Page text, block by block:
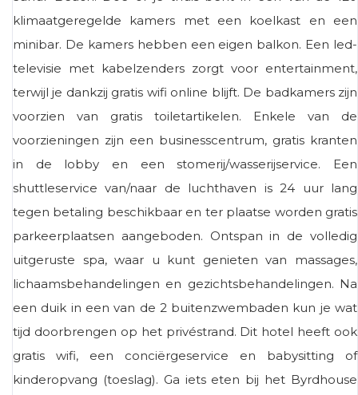
klimaatgeregelde kamers met een koelkast en een
minibar. De kamers hebben een eigen balkon. Een led-
televisie met kabelzenders zorgt voor entertainment,
terwijl je dankzij gratis wifi online blijft. De badkamers zijn
voorzien van gratis toiletartikelen. Enkele van de
voorzieningen zijn een businesscentrum, gratis kranten
in de lobby en een stomerij/wasserijservice. Een
shuttleservice van/naar de luchthaven is 24 uur lang
tegen betaling beschikbaar en ter plaatse worden gratis
parkeerplaatsen aangeboden. Ontspan in de volledig
uitgeruste spa, waar u kunt genieten van massages,
lichaamsbehandelingen en gezichtsbehandelingen. Na
een duik in een van de 2 buitenzwembaden kun je wat
tijd doorbrengen op het privéstrand. Dit hotel heeft ook
gratis wifi, een conciërgeservice en babysitting of
kinderopvang (toeslag). Ga iets eten bij het Byrdhouse